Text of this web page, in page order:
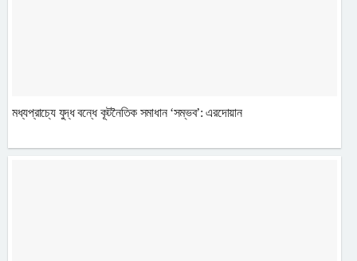
মধ্যপ্রাচ্যে যুদ্ধ বন্ধে কূটনৈতিক সমাধান ‘সম্ভব’: এরদোয়ান